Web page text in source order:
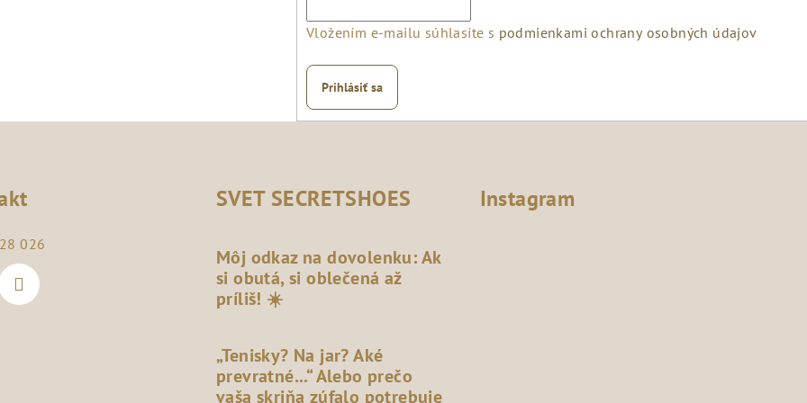
Vložením e-mailu súhlasíte s podmienkami ochrany osobných údajov
Prihlásiť sa
026
SVET SECRETSHOES
Môj odkaz na dovolenku: Ak
si obutá, si oblečená až
príliš! ☀️
„Tenisky? Na jar? Aké
prevratné...“ Alebo prečo
vaša skriňa zúfalo potrebuje
Instagram